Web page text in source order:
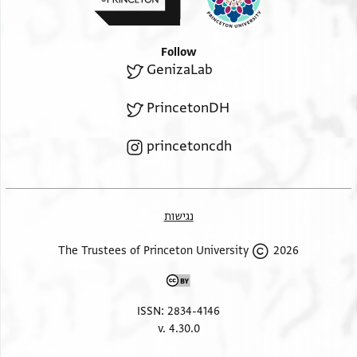
ובלג אלשיך אבי
Follow
GenizaLab
PrincetonDH
princetoncdh
נגישות
2026 The Trustees of Princeton University
ISSN: 2834-4146
v. 4.30.0